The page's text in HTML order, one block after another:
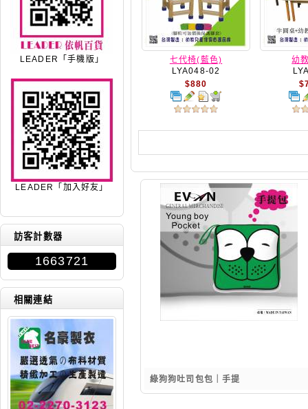
LEADER「手機版」
LEADER「加入好友」
訪客計數器
1663721
相關連結
七代椅(藍色)
LYA048-02
$880
幼
綠狗狗吐司包包｜手提